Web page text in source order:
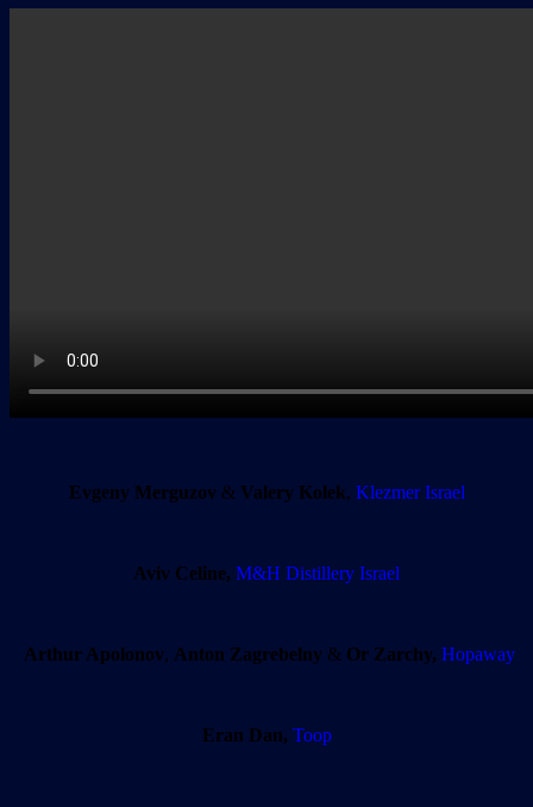
Evgeny Merguzov& Valery Kolek, Klezmer Israel
Aviv Celine, M&H Distillery Israel
Arthur Apolonov, Anton Zagrebelny& Or Zarchy, Hopaway
Eran Dan, Toop